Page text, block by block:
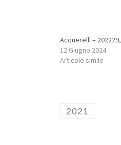
Acquerelli –
12 Giugno 2024
Articolo simile
2021